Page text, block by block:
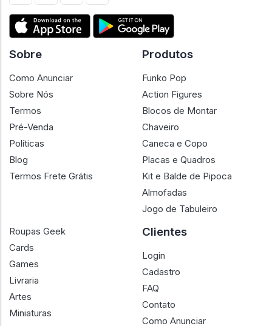
Sobre
Como Anunciar
Sobre Nós
Termos
Pré-Venda
Políticas
Blog
Termos Frete Grátis
Produtos
Funko Pop
Action Figures
Blocos de Montar
Chaveiro
Caneca e Copo
Placas e Quadros
Kit e Balde de Pipoca
Almofadas
Jogo de Tabuleiro
Roupas Geek
Cards
Games
Livraria
Artes
Miniaturas
Clientes
Login
Cadastro
FAQ
Contato
Como Anunciar